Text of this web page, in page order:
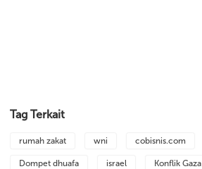
Tag Terkait
rumah zakat wni cobisnis.com
Dompet dhuafa israel Konflik Gaza